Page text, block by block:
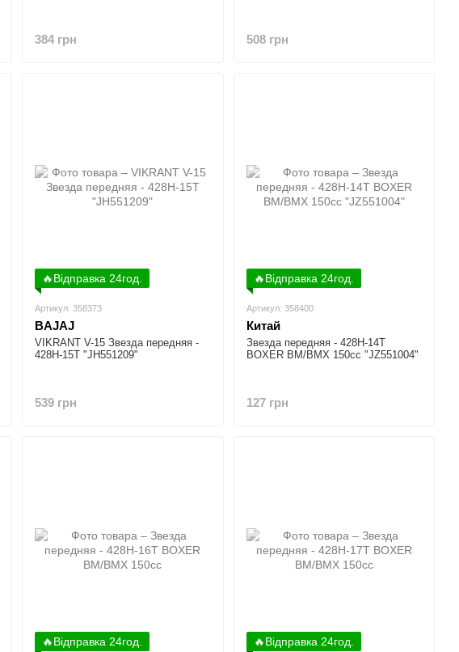
384 грн 508 грн
🔥Відправка 24год.
Артикул: 358373
BAJAJ
VIKRANT V-15 Звезда передняя -
428H-15T "JH551209"
539 грн
🔥Відправка 24год.
Артикул: 358400
Китай
Звезда передняя - 428H-14T
BOXER BM/ВМX 150cc "JZ551004"
127 грн
🔥Відправка 24год. 🔥Відправка 24год.